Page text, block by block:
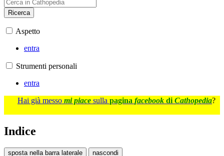
Ricerca
Aspetto
entra
Strumenti personali
entra
Hai già messo mi piace sulla pagina facebook di Cathopedia?
Indice
sposta nella barra laterale nascondi